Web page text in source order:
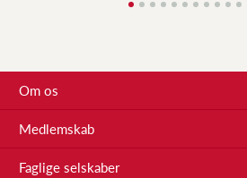
Om os
Medlemskab
Faglige selskaber